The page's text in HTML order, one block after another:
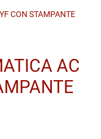
CON STAMPANTE
AC